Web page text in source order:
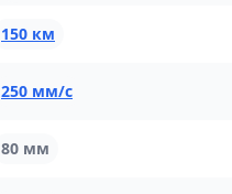
150 км
250 мм/с
80 мм